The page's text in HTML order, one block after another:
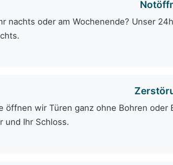
nachts oder am Wochenende? Unser
öffnen wir Türen ganz ohne Bohren
und Ihr Schloss.